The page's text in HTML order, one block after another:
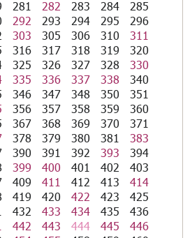
281 282 283 284
285
292 293 294 295
296
303 305 306 310
311
316 317 318 319
320
325 326 327 328
330
335 336 337 338
340
346 347 348 350
351
356 357 358 359
360
367 368 369 370
371
378 379 380 381
383
390 391 392 393
394
399 400 401 402
403
409 411 412 413
414
419 420 422 423
425
432 433 434 435
436
442 443 444 445
446